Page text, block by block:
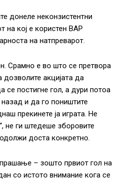
донеле неконзистентни
на кој е користен ВАР
на натпреварот.
Срамно е во што се претвора
акцијата да
постигне гол, а дури потоа
и да го поништите
прекинете ја играта. Не
не ги штедеше зборовите
доста конкретно.
– зошто првиот гол на
со истото внимание кога се